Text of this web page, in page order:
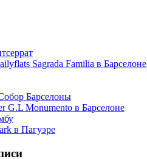
Sagrada Familia в Барселоне
Барселоны
G.L Monumento в Барселоне
в Пагуэре